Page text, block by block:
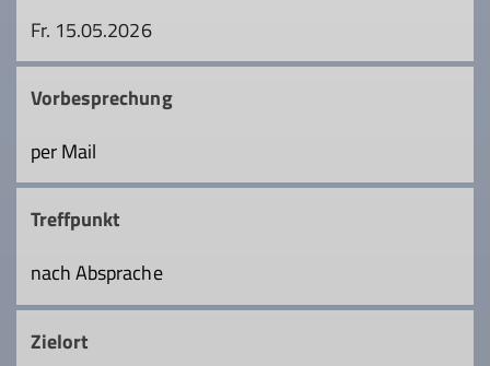
Fr. 15.05.2026
Vorbesprechung
per Mail
Treffpunkt
nach Absprache
Zielort